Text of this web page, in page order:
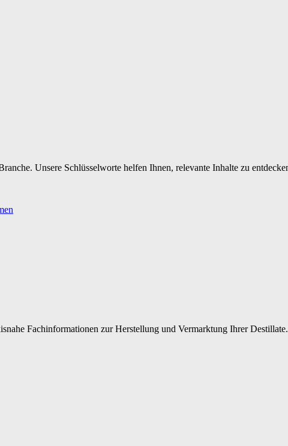
Unsere Schlüsselworte helfen Ihnen, relevante Inhalte zu
Fachinformationen zur Herstellung und Vermarktung Ihrer Destillate.